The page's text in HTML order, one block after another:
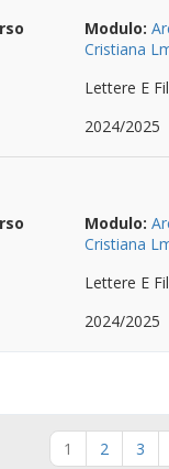
Modulo:
Cristiana
Lettere E
2024/2025
Modulo:
Cristiana
Lettere E
2024/2025
1 2 3